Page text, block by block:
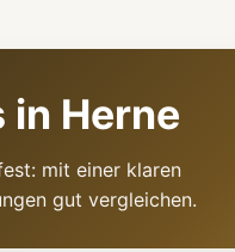
Herne
mit einer klaren
gut vergleichen.